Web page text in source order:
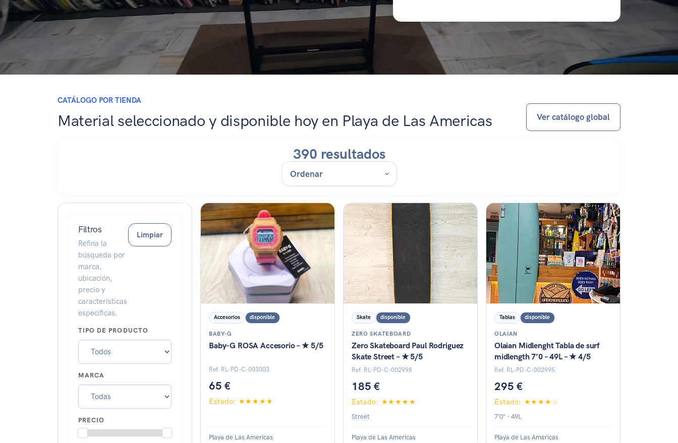
CATÁLOGO POR TIENDA
Material seleccionado y disponible hoy en Playa de Las Americas Ver catálogo global
390 resultados
Filtros
Refina la
búsqueda por
marca,
ubicación,
precio y
características
específicas.
Limpiar
TIPO DE PRODUCTO
MARCA
PRECIO
Estado: ★★★★★
Accesorios disponible
BABY-G
Baby-G ROSA Accesorio – ★ 5/5
Ref. RL-PD-C-003003
65 €
Estado: ★★★★★
Playa de Las Americas
Estado: ★★★★★
Skate disponible
ZERO SKATEBOARD
Zero Skateboard Paul Rodriguez
Skate Street – ★ 5/5
Ref. RL-PD-C-002998
185 €
Estado: ★★★★★
Street
Playa de Las Americas
Estado: ★★★★☆
Tablas disponible
OLAIAN
Olaian Midlenght Tabla de surf
midlength 7’0 – 49L – ★ 4/5
Ref. RL-PD-C-002995
295 €
Estado: ★★★★☆
7'0" · 49L
Playa de Las Americas